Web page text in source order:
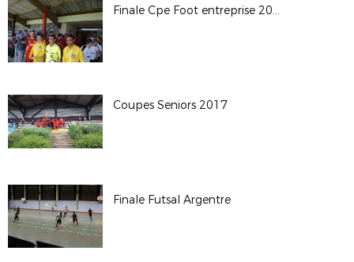
Finale Cpe Foot entreprise 2017
Coupes Seniors 2017
Finale Futsal Argentre